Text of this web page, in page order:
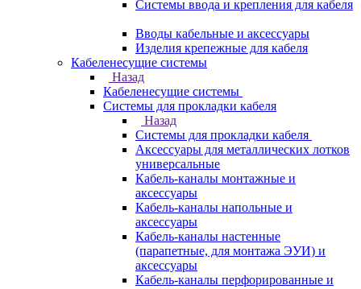
Системы ввода и крепления для кабеля
Вводы кабельные и аксессуары
Изделия крепежные для кабеля
Кабеленесущие системы
Назад
Кабеленесущие системы
Системы для прокладки кабеля
Назад
Системы для прокладки кабеля
Аксессуары для металлических лотков
универсальные
Кабель-каналы монтажные и
аксессуары
Кабель-каналы напольные и
аксессуары
Кабель-каналы настенные
(парапетные, для монтажа ЭУИ) и
аксессуары
Кабель-каналы перфорированные и